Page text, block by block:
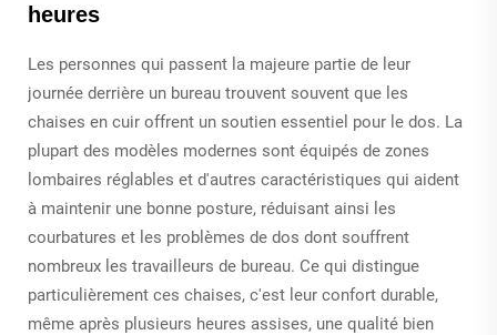
heures
Les personnes qui passent la majeure partie de leur
journée derrière un bureau trouvent souvent que les
chaises en cuir offrent un soutien essentiel pour le dos. La
plupart des modèles modernes sont équipés de zones
lombaires réglables et d'autres caractéristiques qui aident
à maintenir une bonne posture, réduisant ainsi les
courbatures et les problèmes de dos dont souffrent
nombreux les travailleurs de bureau. Ce qui distingue
particulièrement ces chaises, c'est leur confort durable,
même après plusieurs heures assises, une qualité bien